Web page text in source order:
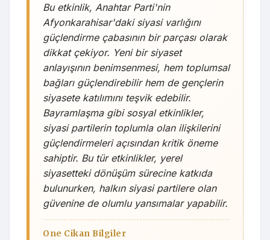
Bu etkinlik, Anahtar Parti'nin
Afyonkarahisar'daki siyasi varlığını
güçlendirme çabasının bir parçası olarak
dikkat çekiyor. Yeni bir siyaset
anlayışının benimsenmesi, hem toplumsal
bağları güçlendirebilir hem de gençlerin
siyasete katılımını teşvik edebilir.
Bayramlaşma gibi sosyal etkinlikler,
siyasi partilerin toplumla olan ilişkilerini
güçlendirmeleri açısından kritik öneme
sahiptir. Bu tür etkinlikler, yerel
siyasetteki dönüşüm sürecine katkıda
bulunurken, halkın siyasi partilere olan
güvenine de olumlu yansımalar yapabilir.
One Cikan Bilgiler